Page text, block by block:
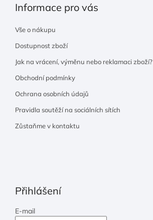
Informace pro vás
Vše o nákupu
Dostupnost zboží
Jak na vrácení, výměnu nebo reklamaci zboží?
Obchodní podmínky
Ochrana osobních údajů
Pravidla soutěží na sociálních sítích
Zůstaňme v kontaktu
Přihlášení
E-mail